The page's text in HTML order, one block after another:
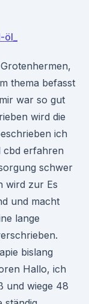
öl_
thema befasst
war so gut
wird die
ich
cbd erfahren
schwer
wird zur Es
und macht
lange
bislang
Hallo, ich
und wiege 48